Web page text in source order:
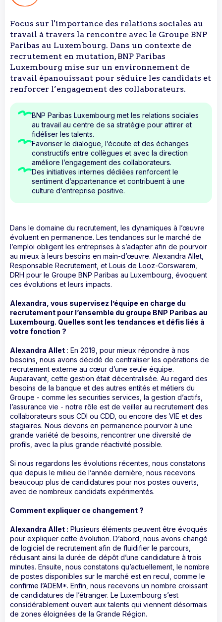
Focus sur l'importance des relations sociales au
travail à travers la rencontre avec le Groupe BNP
Paribas au Luxembourg. Dans un contexte de
recrutement en mutation, BNP Paribas
Luxembourg mise sur un environnement de
travail épanouissant pour séduire les candidats et
renforcer l’engagement des collaborateurs.
BNP Paribas Luxembourg met les relations sociales
au travail au centre de sa stratégie pour attirer et
fidéliser les talents.
Favoriser le dialogue, l’écoute et des échanges
constructifs entre collègues et avec la direction
améliore l’engagement des collaborateurs.
Des initiatives internes dédiées renforcent le
sentiment d’appartenance et contribuent à une
culture d’entreprise positive.
Dans le domaine du recrutement, les dynamiques à l’œuvre
évoluent en permanence. Les tendances sur le marché de
l’emploi obligent les entreprises à s’adapter afin de pourvoir
au mieux à leurs besoins en main-d’œuvre. Alexandra Allet,
Responsable Recrutement, et Louis de Looz-Corswarem,
DRH pour le Groupe BNP Paribas au Luxembourg, évoquent
ces évolutions et leurs impacts.
Alexandra, vous supervisez l’équipe en charge du
recrutement pour l’ensemble du groupe BNP Paribas au
Luxembourg. Quelles sont les tendances et défis liés à
votre fonction ?
Alexandra Allet : En 2019, pour mieux répondre à nos
besoins, nous avons décidé de centraliser les opérations de
recrutement externe au cœur d’une seule équipe.
Auparavant, cette gestion était décentralisée. Au regard des
besoins de la banque et des autres entités et métiers du
Groupe - comme les securities services, la gestion d’actifs,
l’assurance vie - notre rôle est de veiller au recrutement des
collaborateurs sous CDI ou CDD, ou encore des VIE et des
stagiaires. Nous devons en permanence pourvoir à une
grande variété de besoins, rencontrer une diversité de
profils, avec la plus grande réactivité possible.
Si nous regardons les évolutions récentes, nous constatons
que depuis le milieu de l’année dernière, nous recevons
beaucoup plus de candidatures pour nos postes ouverts,
avec de nombreux candidats expérimentés.
Comment expliquer ce changement ?
Alexandra Allet : Plusieurs éléments peuvent être évoqués
pour expliquer cette évolution. D’abord, nous avons changé
de logiciel de recrutement afin de fluidifier le parcours,
réduisant ainsi la durée de dépôt d’une candidature à trois
minutes. Ensuite, nous constatons qu’actuellement, le nombre
de postes disponibles sur le marché est en recul, comme le
confirme l’ADEM*. Enfin, nous recevons un nombre croissant
de candidatures de l’étranger. Le Luxembourg s’est
considérablement ouvert aux talents qui viennent désormais
de zones éloignées de la Grande Région.